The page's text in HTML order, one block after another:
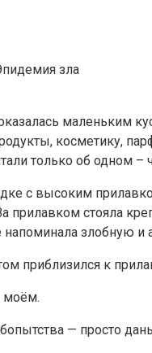
зла
косметику,
только об одном
с высоким
прилавком стояла
злобную и
приблизился к
моём.
— просто